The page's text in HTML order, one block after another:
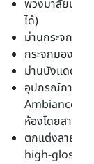
พวงมาลัยปรับ
ได้)
ม่านกระจกหลั
กระจกมองหลั
ม่านบังแดด (ป
อุปกรณ์ภายใน
Ambiance เพิ่
ห้องโดยสาร)
ตกแต่งลายไม้
high-gloss)